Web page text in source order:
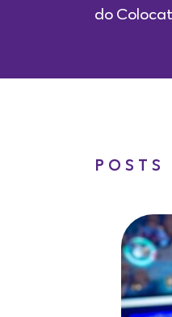
do
POSTS